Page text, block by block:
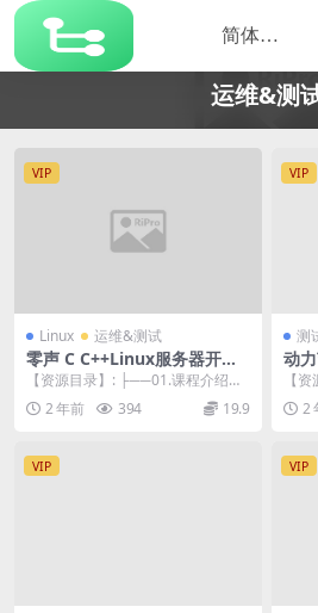
运维&测
VIP
Linux 运维&测试
零声 C C++Linux服务器开发
高级架构师2109
【资源目录】: ├──01.课程介绍
（3节） | ├──1–腾讯薪选认证课
程介绍...
2 年前 394 19.9
VIP
测
动
频
讲
【
01-
2
VIP VIP